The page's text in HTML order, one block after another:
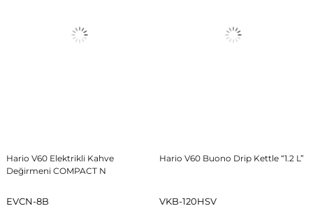
Hario V60 Elektrikli Kahve
Değirmeni COMPACT N
EVCN-8B
Hario V60 Buono Drip Kettle “1.2 L”
VKB-120HSV